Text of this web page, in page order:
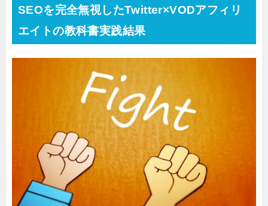
SEOを完全無視したTwitter×VODアフィリ
エイトの教科書実践結果